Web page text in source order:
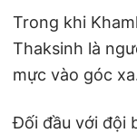
Trong khi
Thaksinh là
mực vào góc
Đối đầu với đội